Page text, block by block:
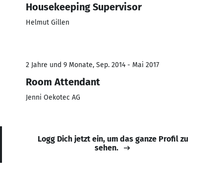
Housekeeping Supervisor
Helmut Gillen
2 Jahre und 9 Monate, Sep. 2014 - Mai 2017
Room Attendant
Jenni Oekotec AG
Logg Dich jetzt ein, um das ganze Profil zu
sehen.